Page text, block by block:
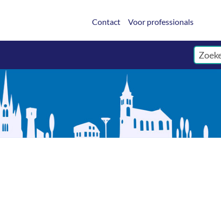
Contact Voor professionals